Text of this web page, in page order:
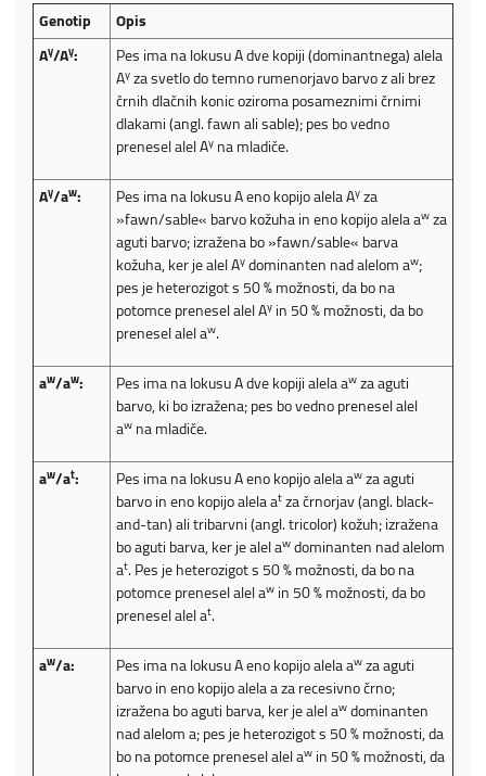
Genotip
Opis
Ay/Ay:
Pes ima na lokusu A dve kopiji (dominantnega) alela
Ayza svetlo do temno rumenorjavo barvo z ali brez
črnih dlačnih konic oziroma posameznimi črnimi
dlakami (angl. fawn ali sable); pes bo vedno
prenesel alel Ay na mladiče.
Ay/aw: Pes ima na lokusu A eno kopijo alela Ayza
»fawn/sable« barvo kožuha in eno kopijo alela awza
aguti barvo; izražena bo »fawn/sable« barva
kožuha, ker je alel Aydominanten nad alelom aw;
pes je heterozigot s 50 % možnosti, da bo na
potomce prenesel alel Ay in 50 % možnosti, da bo
prenesel alel aw.
aw/aw: Pes ima na lokusu A dve kopiji alela awza aguti
barvo, ki bo izražena; pes bo vedno prenesel alel
aw na mladiče.
aw/at: Pes ima na lokusu A eno kopijo alela awza aguti
barvo in eno kopijo alela atza črnorjav (angl. black-
and-tan) ali tribarvni (angl. tricolor) kožuh; izražena
bo aguti barva, ker je alel awdominanten nad alelom
at. Pes je heterozigot s 50 % možnosti, da bo na
potomce prenesel alel aw in 50 % možnosti, da bo
prenesel alel at.
aw/a: Pes ima na lokusu A eno kopijo alela awza aguti
barvo in eno kopijo alela a za recesivno črno;
izražena bo aguti barva, ker je alel awdominanten
nad alelom a; pes je heterozigot s 50 % možnosti, da
bo na potomce prenesel alel aw in 50 % možnosti, da